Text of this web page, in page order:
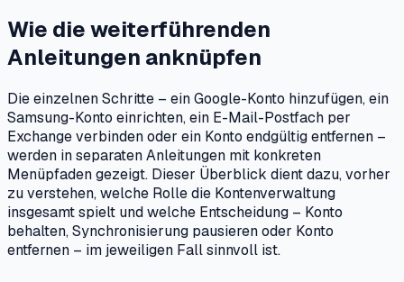
Wie die weiterführenden
Anleitungen anknüpfen
Die einzelnen Schritte – ein Google-Konto hinzufügen, ein
Samsung-Konto einrichten, ein E-Mail-Postfach per
Exchange verbinden oder ein Konto endgültig entfernen –
werden in separaten Anleitungen mit konkreten
Menüpfaden gezeigt. Dieser Überblick dient dazu, vorher
zu verstehen, welche Rolle die Kontenverwaltung
insgesamt spielt und welche Entscheidung – Konto
behalten, Synchronisierung pausieren oder Konto
entfernen – im jeweiligen Fall sinnvoll ist.